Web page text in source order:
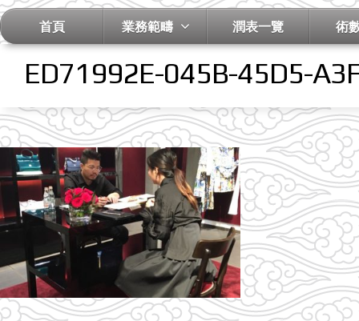
首頁 業務範疇 潤表一覽 術
ED71992E-045B-45D5-